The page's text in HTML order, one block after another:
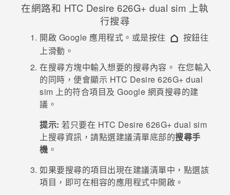
在網路和 HTC Desire 626G+ dual sim 上執
行搜尋
開啟 Google 應用程式。或是按住
按鈕往
上滑動。
在搜尋方塊中輸入想要的搜尋內容。 在您輸入
的同時，便會顯示 HTC Desire 626G+ dual
sim 上的符合項目及 Google 網頁搜尋的建
議。
提示: 若只要在 HTC Desire 626G+ dual sim
上搜尋資訊，請點選建議清單底部的搜尋手
機 。
如果要搜尋的項目出現在建議清單中，點選該
項目，即可在相容的應用程式中開啟。